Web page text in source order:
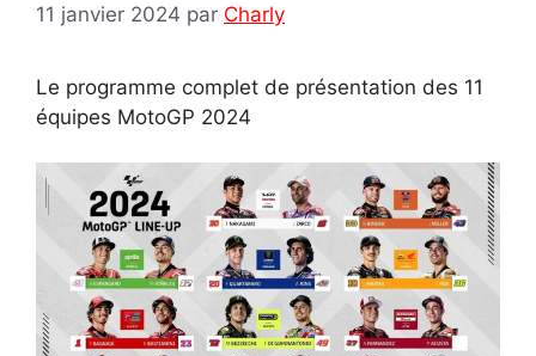
11 janvier 2024 par Charly
Le programme complet de présentation des 11
équipes MotoGP 2024